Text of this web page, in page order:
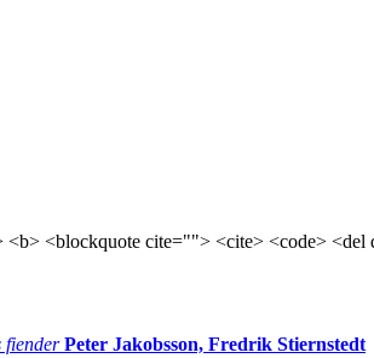
<blockquote cite=""> <cite> <code>
fiender Peter Jakobsson, Fredrik Stiernstedt